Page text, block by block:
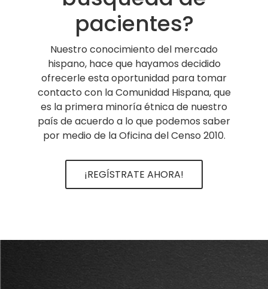
pacientes?
Nuestro conocimiento del mercado
hispano, hace que hayamos decidido
ofrecerle esta oportunidad para tomar
contacto con la Comunidad Hispana, que
es la primera minoría étnica de nuestro
país de acuerdo a lo que podemos saber
por medio de la Oficina del Censo 2010.
¡REGÍSTRATE AHORA!